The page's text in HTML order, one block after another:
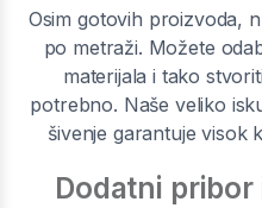
Osim gotovih proizvoda,
po metraži. Možete
materijala i tako
potrebno. Naše veliko
šivenje garantuje visok
Dodatni pribor